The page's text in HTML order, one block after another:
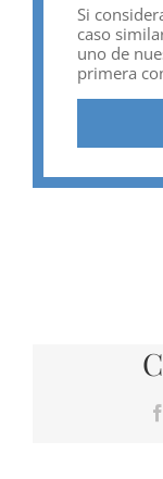
Si
caso
uno de
primera